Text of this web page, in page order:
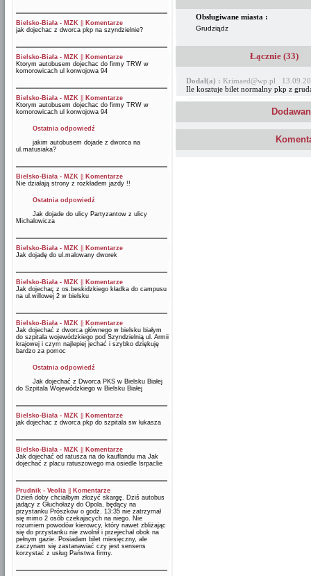
Bielsko-Biała - MZK
Komentarze
jak dojechac z dworca pkp na szyndzielnie?
Bielsko-Biała - MZK
Komentarze
Ktorym autobusem dojechac do firmy TRW w
komorowicach ul konwojowa 94
Bielsko-Biała - MZK
Komentarze
Ktorym autobusem dojechac do firmy TRW w
komorowicach ul konwojowa 94
Ostatnia odpowiedź
jakim autobusem dojade z dworca na
ul.matusiaka?
Bielsko-Biała - MZK
Komentarze
Nie działają strony z rozkładem jazdy !!
Ostatnia odpowiedź
Jak dojade do ulicy Partyzantow z ulicy
Michalowicza
Bielsko-Biała - MZK
Komentarze
Jak dojadę do ul.malowany dworek
Bielsko-Biała - MZK
Komentarze
Jak dojechaç z os.beskidzkiego kładka do campusu
na ul.willowej 2 w bielsku
Bielsko-Biała - MZK
Komentarze
Jak dojechać z dworca głównego w bielsku białym
do szpitala wojewódzkiego pod Szyndzielnią ul. Armii
krajowej i czym najlepiej jechać i szybko dziękuję
bardzo za pomoc
Ostatnia odpowiedź
Jak dojechać z Dworca PKS w Bielsku Białej
do Szpitala Wojewódzkiego w Bielsku Białej
Bielsko-Biała - MZK
Komentarze
jak dojechac z dworca pkp do szpitala sw łukasza
Bielsko-Biała - MZK
Komentarze
Jak dojechać od ratusza na do kauflandu ma Jak
dojechać z placu ratuszowego ma osiedle lsrpaclie
Prudnik - Veolia
Komentarze
Dzień doby chciałbym złożyć skargę. Dziś autobus
jadący z Głuchołazy do Opola, będący na
przystanku Prószków o godz. 13:35 nie zatrzymał
się mimo 2 osób czekajacych na niego. Nie
rozumiem powodów kierowcy, który nawet zbliżając
się do przystanku nie zwolnił i przejechał obok na
pełnym gazie. Posiadam bilet miesięczny, ale
zaczynam się zastanawiać czy jest sensens
korzystać z usług Państwa firmy.
Obsługiwane miasta :
Grudziądz
Łącznie (33)
Dodał(a) : Krimaed@wp.pl
Ile kosztuje bilet normalny pkp z